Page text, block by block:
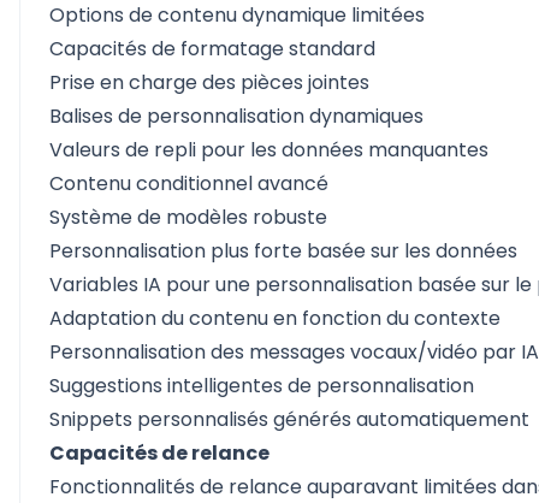
Options de contenu dynamique limitées
Capacités de formatage standard
Prise en charge des pièces jointes
Balises de personnalisation dynamiques
Valeurs de repli pour les données manquantes
Contenu conditionnel avancé
Système de modèles robuste
Personnalisation plus forte basée sur les données
Variables IA pour une personnalisation basée sur
Adaptation du contenu en fonction du contexte
Personnalisation des messages vocaux/vidéo par IA
Suggestions intelligentes de personnalisation
Snippets personnalisés générés automatiquement
Capacités de relance
Fonctionnalités de relance auparavant limitées